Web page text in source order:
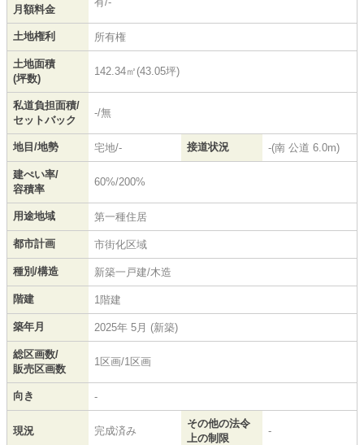
月額料金
土地権利 所有権
土地面積
(坪数)
142.34㎡(43.05坪)
私道負担面積/
セットバック
-/無
地目/地勢 宅地/- 接道状況 -(南 公道 6.0m)
建ぺい率/
容積率
60%/200%
用途地域 第一種住居
都市計画 市街化区域
種別/構造 新築一戸建/木造
階建 1階建
築年月 2025年 5月 (新築)
総区画数/
販売区画数
1区画/1区画
向き -
現況 完成済み
その他の法令
上の制限
-